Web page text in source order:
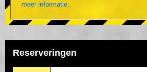
meer informatie.
Reserveringen